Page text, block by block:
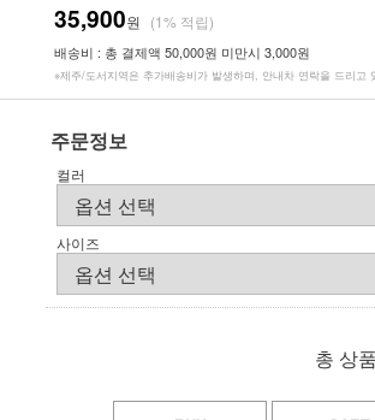
35,900원 (1% 적립)
배송비 : 총 결제액 50,000원 미만시 3,000원
※제주/도서지역은 추가배송비가 발생하며, 안내차 연락을 드리고
주문정보
컬러
사이즈
총 상